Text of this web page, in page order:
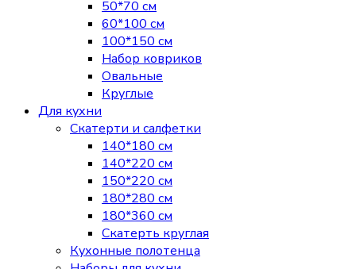
50*70 см
60*100 см
100*150 см
Набор ковриков
Овальные
Круглые
Для кухни
Скатерти и салфетки
140*180 см
140*220 см
150*220 см
180*280 см
180*360 см
Скатерть круглая
Кухонные полотенца